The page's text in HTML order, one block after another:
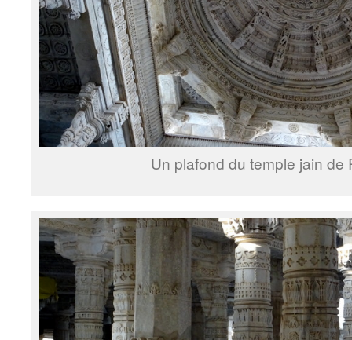
Un plafond du temple jain de